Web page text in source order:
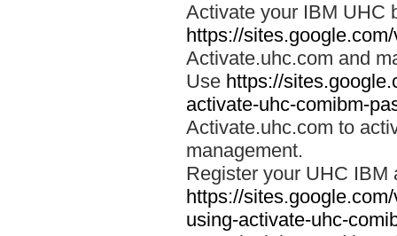
Activate your IBM UHC
https://
Activate.uhc.com and
Use https://
activate-uhc-comibm-
Activate.uhc.com to
management.
Register your UHC IBM
https://
using-activate-uhc-